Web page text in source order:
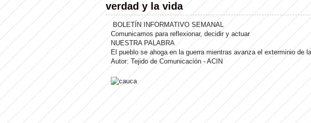
verdad y la vida
BOLETÍN INFORMATIVO SEMANAL
Comunicamos para reflexionar, decidir y actuar
NUESTRA PALABRA
El pueblo se ahoga en la guerra mientras avanza el exterminio de
Autor: Tejido de Comunicación - ACIN